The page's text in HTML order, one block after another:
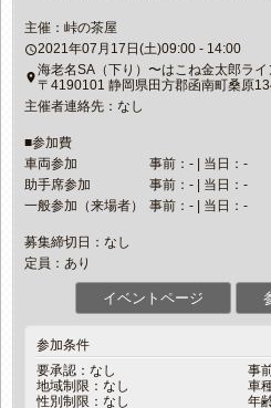
主催：峠の茶屋
access_time2021年07月17日(土)09:00 - 14:00
place海老名SA（下り）〜はこね金太郎ラ
〒4190101 静岡県田方郡函南町桑原
主催者連絡先：なし
■参加費
車両参加
事前：- | 当日：-
助手席参加
事前：- | 当日：-
一般参加（来場者）
事前：- | 当日：-
募集締切日：なし
定員：あり
イベントページ
参加条件
要承認：なし
事
地域制限：なし
車
性別制限：なし
年